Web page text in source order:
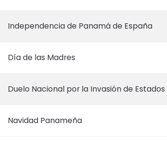
Independencia de Panamá de España
Día de las Madres
Duelo Nacional por la Invasión de
Navidad Panameña